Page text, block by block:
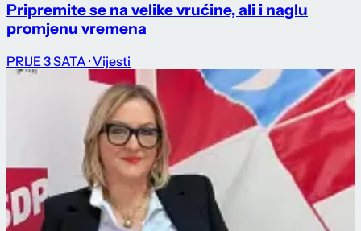
Pripremite se na velike vrućine, ali i naglu
promjenu vremena
PRIJE 3 SATA · Vijesti